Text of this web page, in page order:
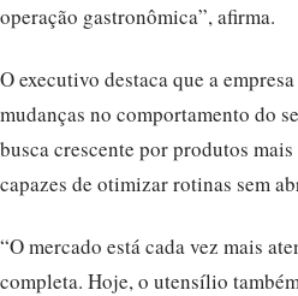
operação gastronômica”, afirma.
O executivo destaca que a
mudanças no comportamento do
busca crescente por produtos
capazes de otimizar rotinas sem
“O mercado está cada vez mais
completa. Hoje, o utensílio